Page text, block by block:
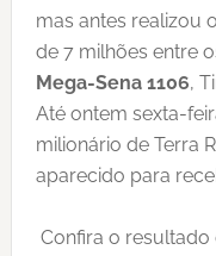
mas antes realizou
de 7 milhões entre
Mega-Sena 1106,
Até ontem sexta-
milionário de Terra
aparecido para
Confira o resultado